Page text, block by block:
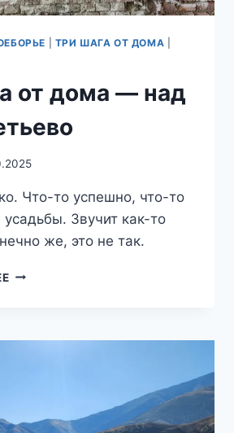
ТРИ ШАГА ОТ ДОМА
от дома — над
Что-то успешно, что-то
Звучит как-то
же, это не так.
ТРИ
—